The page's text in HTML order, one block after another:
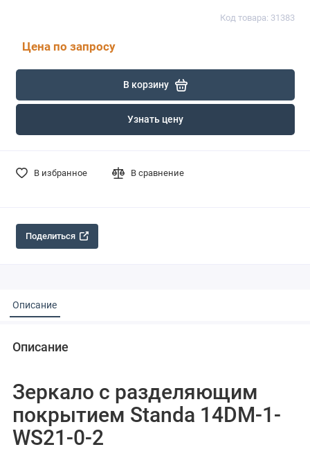
Код товара: 31383
Цена по запросу
В корзину
Узнать цену
В избранное В сравнение
Поделиться
Описание
Описание
Зеркало с разделяющим
покрытием Standa 14DM-1-
WS21-0-2